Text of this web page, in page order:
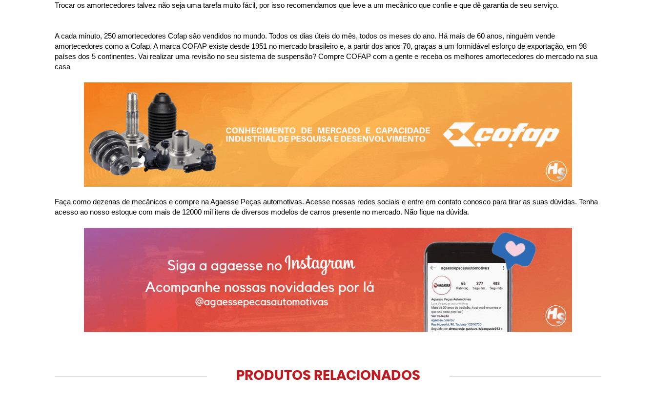
Trocar os amortecedores talvez não seja uma tarefa muito fácil, por isso recomendamos que leve a um mecânico que confie e que dê garantia de seu serviço.
A cada minuto, 250 amortecedores Cofap são vendidos no mundo. Todos os dias úteis do mês, todos os meses do ano. Há mais de 60 anos, ninguém vende
amortecedores como a Cofap. A marca COFAP existe desde 1951 no mercado brasileiro e, a partir dos anos 70, graças a um formidável esforço de exportação, em 98
países dos 5 continentes. Vai realizar uma revisão no seu sistema de suspensão? Compre COFAP com a gente e receba os melhores amortecedores do mercado na sua
casa
Faça como dezenas de mecânicos e compre na Agaesse Peças automotivas. Acesse nossas redes sociais e entre em contato conosco para tirar as suas dúvidas. Tenha
acesso ao nosso estoque com mais de 12000 mil itens de diversos modelos de carros presente no mercado. Não fique na dúvida.
PRODUTOS RELACIONADOS